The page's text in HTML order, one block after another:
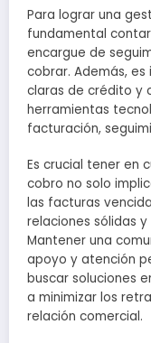
Para lograr una
fundamental
encargue de
cobrar. Además,
claras de crédito y
herramientas
facturación,
Es crucial tener en
cobro no solo
las facturas
relaciones sólidas
Mantener una
apoyo y atención
buscar soluciones
a minimizar los
relación comercial.